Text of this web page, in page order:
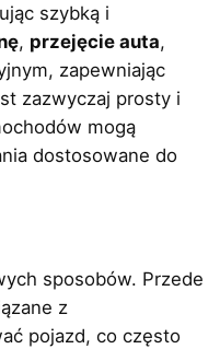
szybką i
, przejęcie auta,
zapewniając
zazwyczaj prosty i
mogą
dostosowane do
sposobów. Przede
z
pojazd, co często